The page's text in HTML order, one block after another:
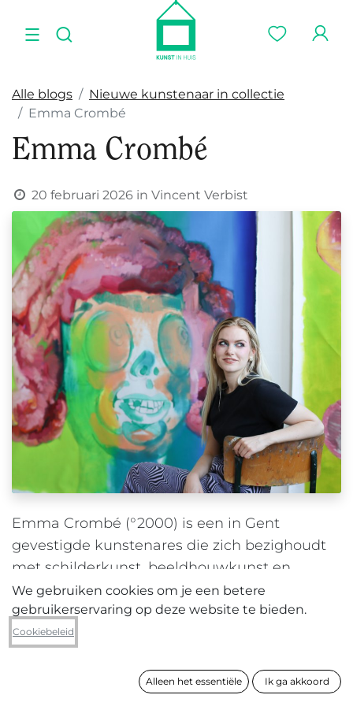
Alle blogs
Nieuwe kunstenaar in collectie
Emma Crombé
Emma Crombé
20 februari 2026 in Vincent Verbist
Emma Crombé (°2000) is een in Gent
gevestigde kunstenares die zich bezighoudt
met schilderkunst, beeldhouwkunst en
installaties. Haar praktijk combineert
traditioneel ‘vrouwelijke’ of ‘low art’-
materialen met klassieke olietechnieken,
materiële cultuur uitdaagt. Door middel van
We gebruiken cookies om je een betere
gebruikerservaring op deze website te bieden.
Cookiebeleid
Alleen het essentiële Ik ga akkoord